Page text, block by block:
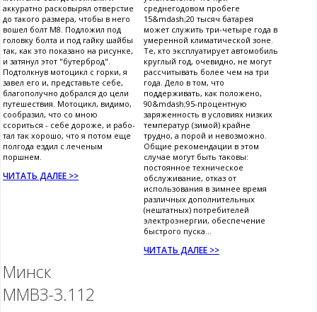
аккуратно расковырял отверстие
до такого размера, чтобы в него
вошел болт М8. Подложил под
головку болта и под гайку шайбы
так, как это показано на рисунке,
и затянул этот "бутерброд".
Подтолкнув мотоцикл с горки, я
завел его и, представьте себе,
благополучно добрался до цели
путешествия. Мотоцикл, видимо,
сообразил, что со мною
ссориться - себе дороже, и рабо-
тал так хорошо, что я потом еще
полгода ездил с леченым
поршнем.
ЧИТАТЬ ДАЛЕЕ >>
среднегодовом пробеге
15&mdash;20 тысяч батарея
может служить три-четыре года в
умеренной климатической зоне.
Те, кто эксплуатирует автомобиль
круглый год, очевидно, не могут
рассчитывать более чем на три
года. Дело в том, что
поддерживать, как положено,
90&mdash;95-процентную
заряженность в условиях низких
температур (зимой) крайне
трудно, а порой и невозможно.
Общие рекомендации в этом
случае могут быть таковы:
постоянное техническое
обслуживание, отказ от
использования в зимнее время
различных дополнительных
(нештатных) потребителей
электроэнергии, обеспечение
быстрого пуска...
ЧИТАТЬ ДАЛЕЕ >>
Минск
ММВЗ-3.112